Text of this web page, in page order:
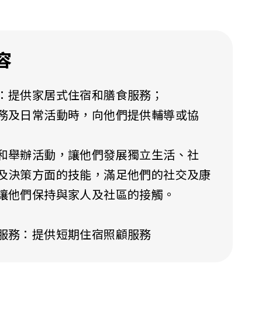
提供家居式住宿和膳食服務；
及日常活動時，向他們提供輔導或協
舉辦活動，讓他們發展獨立生活、社
決策方面的技能，滿足他們的社交及康
他們保持與家人及社區的接觸。
務：提供短期住宿照顧服務